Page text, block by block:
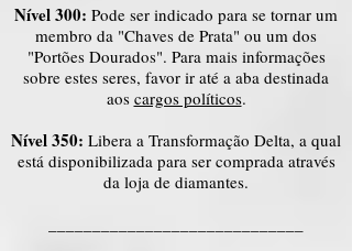
Nível 300: Pode ser indicado para se tornar um
membro da "Chaves de Prata" ou um dos
"Portões Dourados". Para mais informações
sobre estes seres, favor ir até a aba destinada
aos cargos políticos.
Nível 350: Libera a Transformação Delta, a qual
está disponibilizada para ser comprada através
da loja de diamantes.